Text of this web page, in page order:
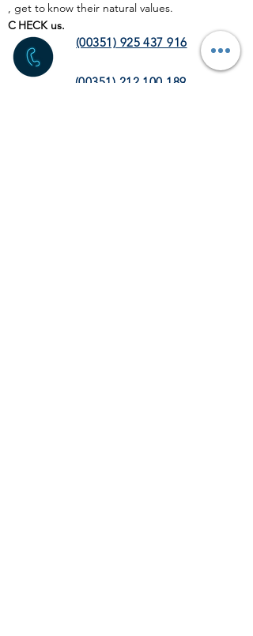
, get to know their natural values.
C HECK us.
(00351) 925 437 916
(00351) 212 100 189